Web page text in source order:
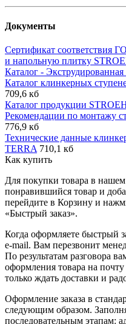
Документы
Сертификат соответствия
и напольную плитку
Каталог -
Каталог клинкерных
709,6 кб
Каталог продукции
Рекомендации по монтажу
776,9 кб
Технические данные
TERRA 710,1 кб
Как купить
Для покупки товара в
понравившийся товар и
перейдите в Корзину и
«Быстрый заказ».
Когда оформляете быстрый
e-mail. Вам перезвонит
По результатам разговора
оформления товара на
только ждать доставки и
Оформление заказа в
следующим образом.
последовательным этапам: